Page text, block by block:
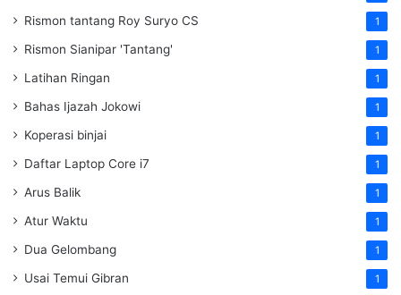
Rismon tantang Roy Suryo CS 1
Rismon Sianipar 'Tantang' 1
Latihan Ringan 1
Bahas Ijazah Jokowi 1
Koperasi binjai 1
Daftar Laptop Core i7 1
Arus Balik 1
Atur Waktu 1
Dua Gelombang 1
Usai Temui Gibran 1